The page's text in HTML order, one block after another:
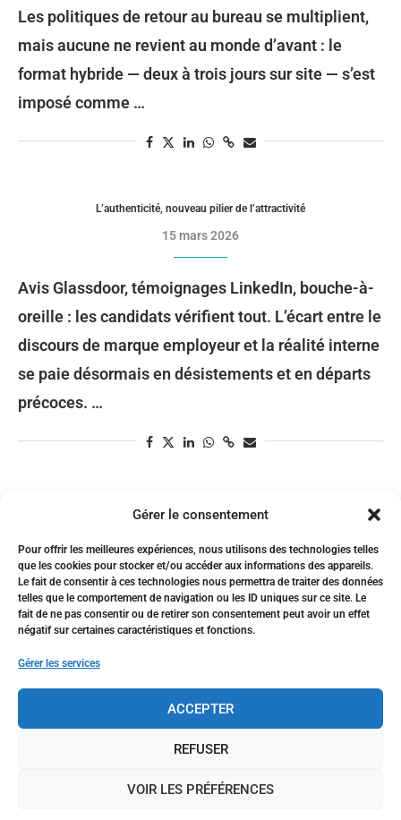
Gérer le consentement
Pour offrir les meilleures expériences, nous utilisons des technologies telles
que les cookies pour stocker et/ou accéder aux informations des appareils.
Le fait de consentir à ces technologies nous permettra de traiter des données
telles que le comportement de navigation ou les ID uniques sur ce site. Le
fait de ne pas consentir ou de retirer son consentement peut avoir un effet
négatif sur certaines caractéristiques et fonctions.
Gérer les services
ACCEPTER
REFUSER
VOIR LES PRÉFÉRENCES
Les politiques de retour au bureau se multiplient,
mais aucune ne revient au monde d’avant : le
format hybride — deux à trois jours sur site — s’est
imposé comme …
L’authenticité, nouveau pilier de l’attractivité
15 mars 2026
Avis Glassdoor, témoignages LinkedIn, bouche-à-
oreille : les candidats vérifient tout. L’écart entre le
discours de marque employeur et la réalité interne
se paie désormais en désistements et en départs
précoces. …
Platform Engineering : le DevOps évolue vers l’autonomisation
Après une décennie de DevOps, les organisations
tech franchissent une étape : le Platform
internes en libre-service pour que les équipes
produit déploient sans …